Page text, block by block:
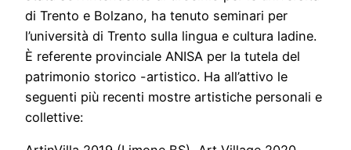
di Trento e Bolzano, ha tenuto seminari per
l’università di Trento sulla lingua e cultura ladine.
È referente provinciale ANISA per la tutela del
patrimonio storico -artistico. Ha all’attivo le
seguenti più recenti mostre artistiche personali e
collettive: